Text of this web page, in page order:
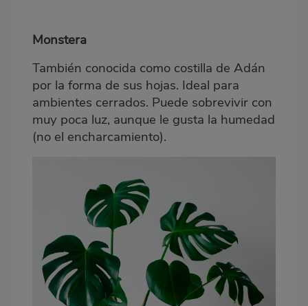
Monstera
También conocida como costilla de Adán
por la forma de sus hojas. Ideal para
ambientes cerrados. Puede sobrevivir con
muy poca luz, aunque le gusta la humedad
(no el encharcamiento).